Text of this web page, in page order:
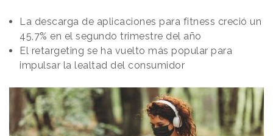
La descarga de aplicaciones para fitness creció un
45,7% en el segundo trimestre del año
El retargeting se ha vuelto más popular para
impulsar la lealtad del consumidor